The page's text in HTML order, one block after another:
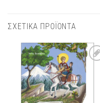
ΣΧΕΤΙΚΑ ΠΡΟΪΟΝΤΑ
Πρόσθήκη
στην λίστα
επιθυμιών